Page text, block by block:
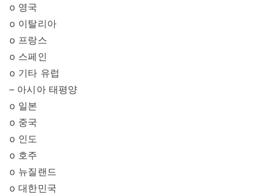
o 영국
o 이탈리아
o 프랑스
o 스페인
o 기타 유럽
– 아시아 태평양
o 일본
o 중국
o 인도
o 호주
o 뉴질랜드
o 대한민국